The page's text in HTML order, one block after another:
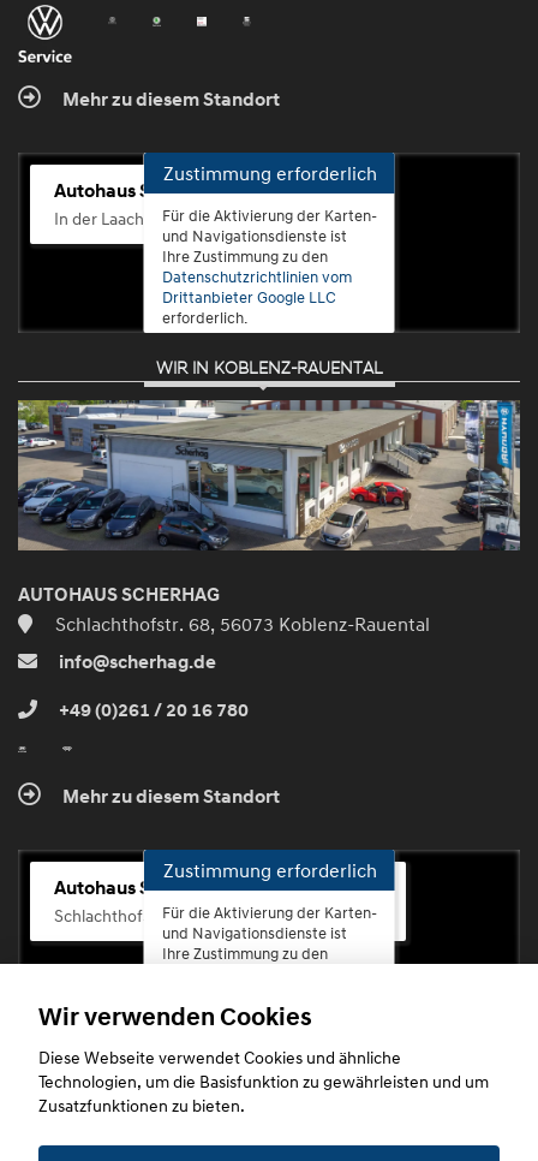
Mehr zu diesem Standort
Autohaus Scherhag
In der Laach 76, 56072 Koblenz-Güls
Zustimmung erforderlich
Für die Aktivierung der Karten-
und Navigationsdienste ist
Ihre Zustimmung zu den
Datenschutzrichtlinien vom
Drittanbieter Google LLC
erforderlich.
Zustimmen
und
aktivieren
WIR IN KOBLENZ-RAUENTAL
AUTOHAUS SCHERHAG
Schlachthofstr. 68, 56073 Koblenz-Rauental
info@scherhag.de
+49 (0)261 / 20 16 780
Mehr zu diesem Standort
Autohaus Scherhag
Schlachthofstr. 68, 56073 Koblenz-Rauental
Zustimmung erforderlich
Für die Aktivierung der Karten-
und Navigationsdienste ist
Ihre Zustimmung zu den
erforderlich.
Zustimmen
Wir verwenden Cookies
Diese Webseite verwendet Cookies und ähnliche
Technologien, um die Basisfunktion zu gewährleisten und um
Zusatzfunktionen zu bieten.